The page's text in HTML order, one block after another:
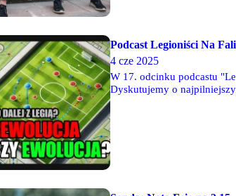
Podcast Legioniści Na
4 cze 2025
W 17. odcinku podcastu
Dyskutujemy o